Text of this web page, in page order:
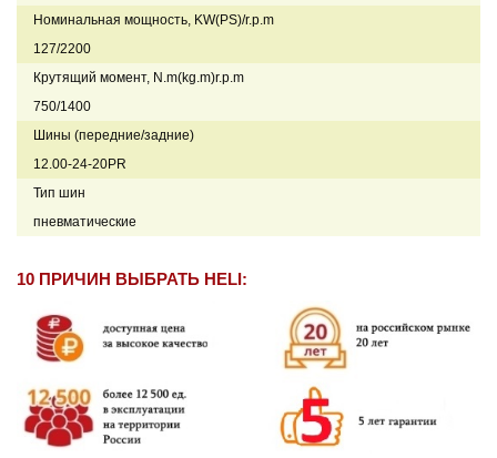
Номинальная мощность, KW(PS)/r.p.m
127/2200
Крутящий момент, N.m(kg.m)r.p.m
750/1400
Шины (передние/задние)
12.00-24-20PR
Тип шин
пневматические
10 ПРИЧИН ВЫБРАТЬ HELI: